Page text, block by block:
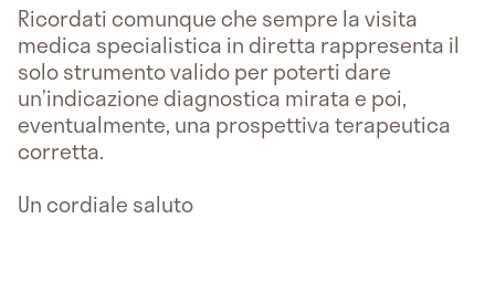
Ricordati comunque che sempre la visita
medica specialistica in diretta rappresenta il
solo strumento valido per poterti dare
un’indicazione diagnostica mirata e poi,
eventualmente, una prospettiva terapeutica
corretta.
Un cordiale saluto